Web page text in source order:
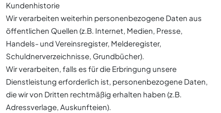
Kundenhistorie
Wir verarbeiten weiterhin personenbezogene Daten aus
öffentlichen Quellen (z.B. Internet, Medien, Presse,
Handels- und Vereinsregister, Melderegister,
Schuldnerverzeichnisse, Grundbücher).
Wir verarbeiten, falls es für die Erbringung unsere
Dienstleistung erforderlich ist, personenbezogene Daten,
die wir von Dritten rechtmäßig erhalten haben (z.B.
Adressverlage, Auskunfteien).